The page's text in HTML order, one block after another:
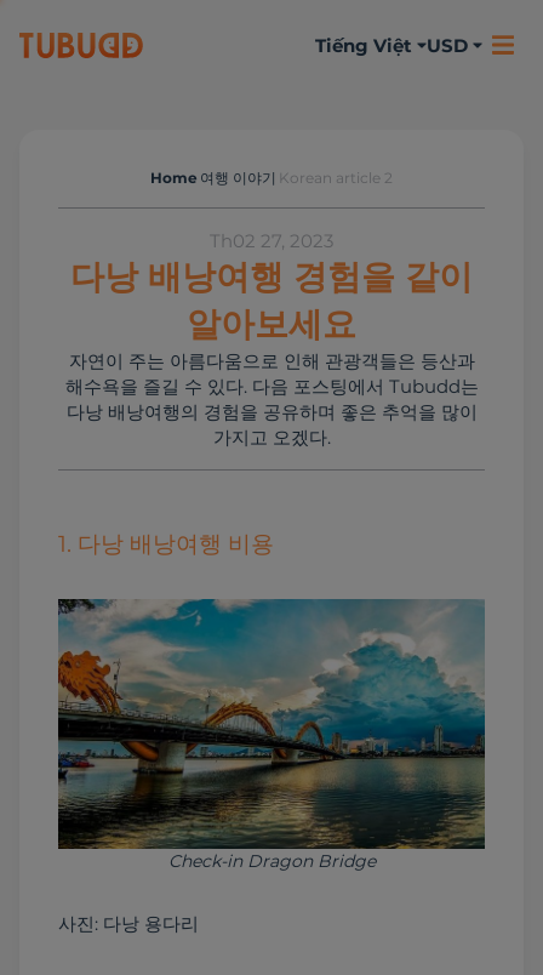
Tiếng Việt USD
여행 이야기
Home 여행 이야기 Korean article 2
Th02 27, 2023
다낭 배낭여행 경험을 같이
알아보세요
자연이 주는 아름다움으로 인해 관광객들은 등산과
해수욕을 즐길 수 있다. 다음 포스팅에서 Tubudd는
다낭 배낭여행의 경험을 공유하며 좋은 추억을 많이
가지고 오겠다.
1. 다낭 배낭여행 비용
Check-in Dragon Bridge
사진: 다낭 용다리